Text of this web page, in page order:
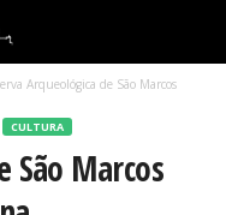
Arqueológica de São Marcos
CULTURA
São Marcos